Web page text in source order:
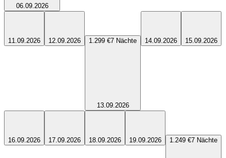
06.09.2026
11.09.2026 12.09.2026 1.299 €7 Nächte
13.09.2026
14.09.2026 15.09.2026
16.09.2026 17.09.2026 18.09.2026 19.09.2026 1.249 €7 Nächte